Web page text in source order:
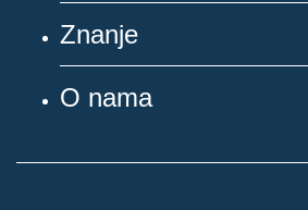
Znanje
O nama